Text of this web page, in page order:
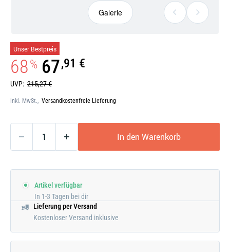
Galerie
öffnen
Galerie
UVP: 215,27 €
68% 67,91 €
Unser Bestpreis
inkl. MwSt., Versandkostenfreie Lieferung
In den Warenkorb
Artikel verfügbar
In 1-3 Tagen bei dir
Lieferung per Versand
Kostenloser Versand inklusive